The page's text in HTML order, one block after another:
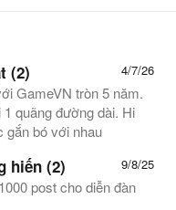
4/7/26
(2)
GameVN tròn 5 năm.
quãng đường dài. Hi
gắn bó với nhau
9/8/25
hiến (2)
post cho diễn đàn